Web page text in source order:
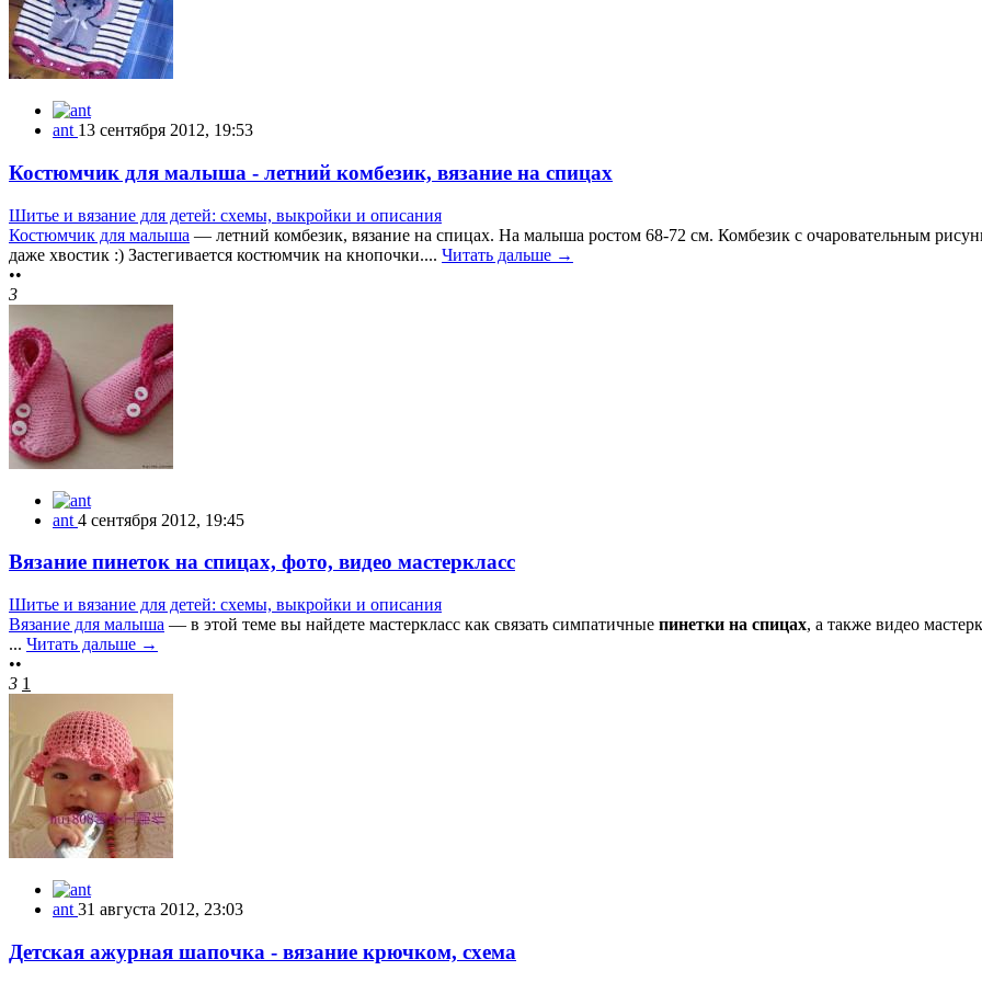
ant 13 сентября 2012, 19:53
Костюмчик для малыша - летний комбезик, вязание на спицах
Шитье и вязание для детей: схемы, выкройки и описания
Костюмчик для малыша — летний комбезик, вязание на спицах. На малыша ростом 68-72 см. Комбезик с очаровательным
даже хвостик :) Застегивается костюмчик на кнопочки.... Читать дальше →
••
3
ant 4 сентября 2012, 19:45
Вязание пинеток на спицах, фото, видео мастеркласс
Шитье и вязание для детей: схемы, выкройки и описания
Вязание для малыша — в этой теме вы найдете мастеркласс как связать симпатичные пинетки на спицах, а также видео
... Читать дальше →
••
3 1
ant 31 августа 2012, 23:03
Детская ажурная шапочка - вязание крючком, схема